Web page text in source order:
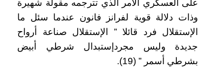
على العسكري الأمر الذي تترجمه مقولة شهيرة
وذات دلالة قوية لفرانز فانون عندما سئل ما
الإستقلال فرد قائلا ” الإستقلال صناعة أرواح
جديدة وليس مجردإستبدال شرطي أبيض
بشرطي أسمر ” (19).